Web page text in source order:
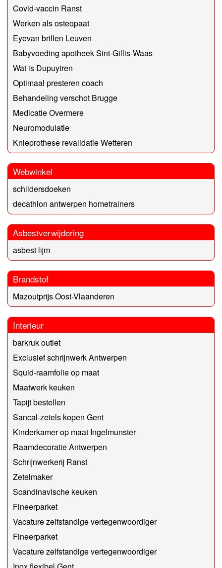
Covid-vaccin Ranst
Werken als osteopaat
Eyevan brillen Leuven
Babyvoeding apotheek Sint-Gillis-Waas
Wat is Dupuytren
Optimaal presteren coach
Behandeling verschot Brugge
Medicatie Overmere
Neuromodulatie
Knieprothese revalidatie Wetteren
Webwinkel
schildersdoeken
decathlon antwerpen hometrainers
Asbestverwijdering
asbest lijm
Brandstof
Mazoutprijs Oost-Vlaanderen
Interieur
barkruk outlet
Exclusief schrijnwerk Antwerpen
Squid-raamfolie op maat
Maatwerk keuken
Tapijt bestellen
Sancal-zetels kopen Gent
Kinderkamer op maat Ingelmunster
Raamdecoratie Antwerpen
Schrijnwerkerij Ranst
Zetelmaker
Scandinavische keuken
Fineerparket
Vacature zelfstandige vertegenwoordiger
Fineerparket
Vacature zelfstandige vertegenwoordiger